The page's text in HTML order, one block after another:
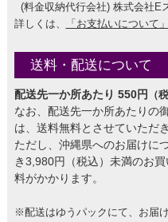
(料金収納代行会社) 株式会社E
詳しくは、
「お支払いについて
送料・配送について
配送先一か所あたり 550円 （
なお、配送先一か所あたりの
は、送料無料とさせていただき
ただし、沖縄県へのお届けに
き3,980円（税込）未満のお
料がかかります。
※配送はゆうパックにて、お届け